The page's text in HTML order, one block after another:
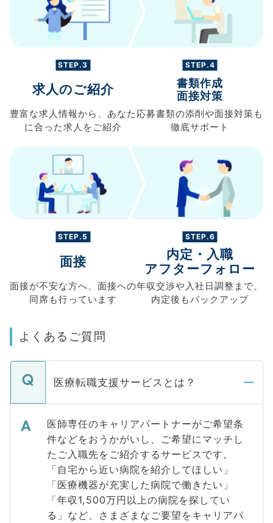
STEP.3
求人のご紹介
豊富な求人情報から、 あなた
に合った求人を ご紹介
STEP.4
書類作成
面接対策
応募書類の添削や面接対策も
徹底サポート
STEP.5
面接
面接が不安な方へ、 面接への
同席も行っています
STEP.6
内定・入職
アフターフォロー
年収交渉や入社日調整まで、
内定後もバックアップ
よくあるご質問
医療転職支援サービスとは？
医師専任のキャリアパートナーがご希望条
件などをおうかがいし、ご希望にマッチし
たご入職先をご紹介するサービスです。
「自宅から近い病院を紹介してほしい」
「医療機器が充実した病院で働きたい」
「年収1,500万円以上の病院を探してい
る」など、さまざまなご要望をキャリアパ